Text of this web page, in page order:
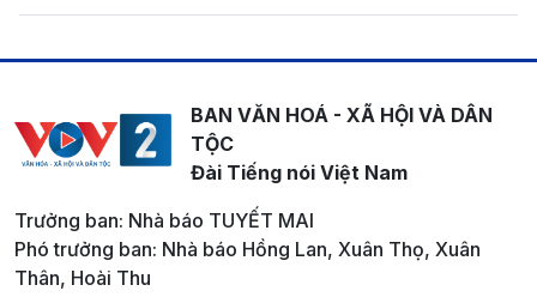
BAN VĂN HOÁ - XÃ HỘI VÀ DÂN
TỘC
Đài Tiếng nói Việt Nam
Trưởng ban: Nhà báo TUYẾT MAI
Phó trưởng ban: Nhà báo Hồng Lan, Xuân Thọ, Xuân
Thân, Hoài Thu